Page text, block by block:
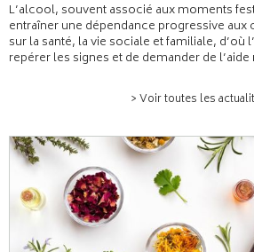
L’alcool, souvent associé aux moments
entraîner une dépendance progressive
sur la santé, la vie sociale et familiale, d’où
repérer les signes et de demander de
> Voir toutes les